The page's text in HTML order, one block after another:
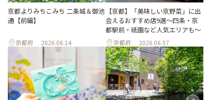
京都よりみちこみち 二条城＆御池
通【前編】
京都府 2026.06.14
【京都】「美味しい京野菜」に出
会えるおすすめ店9選～四条・京
都駅前・祇園など人気エリアも～
京都府 2026.06.07